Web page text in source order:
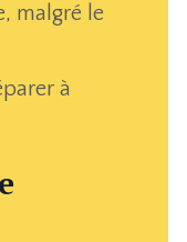
malgré le
à